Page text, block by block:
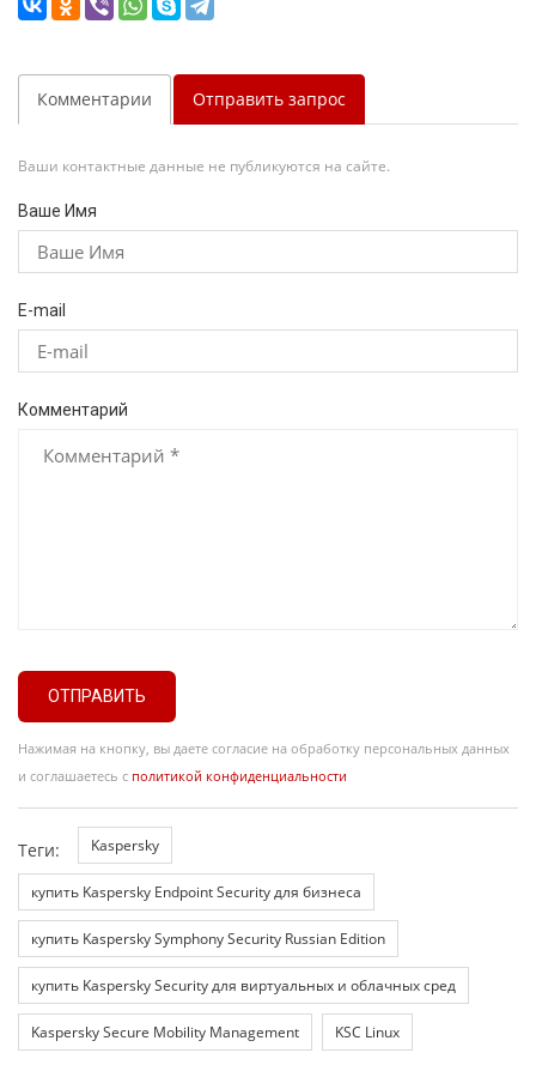
Комментарии Отправить запрос
Ваши контактные данные не публикуются на сайте.
Ваше Имя
E-mail
Комментарий
ОТПРАВИТЬ
Нажимая на кнопку, вы даете согласие на обработку персональных данных
и соглашаетесь с политикой конфиденциальности
Теги: Kaspersky
купить Kaspersky Endpoint Security для бизнеса
купить Kaspersky Symphony Security Russian Edition
купить Kaspersky Security для виртуальных и облачных сред
Kaspersky Secure Mobility Management KSC Linux